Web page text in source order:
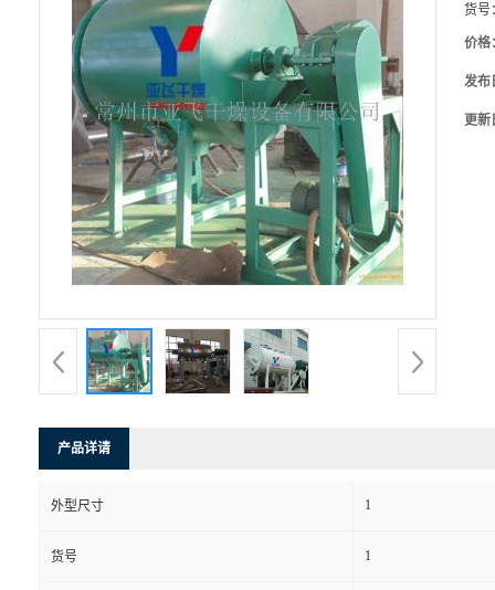
货号
价格
发布
更新
产品详请
外型尺寸 1
货号 1